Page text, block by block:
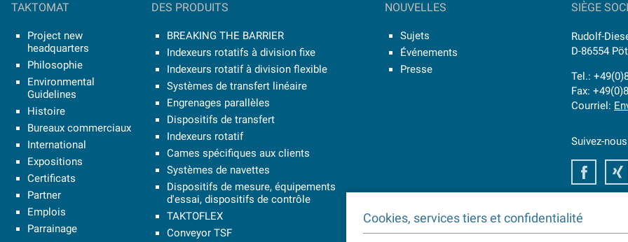
TAKTOMAT
Project new
headquarters
Philosophie
Environmental
Guidelines
Histoire
Bureaux commerciaux
International
Expositions
Certificats
Partner
Emplois
Parrainage
DES PRODUITS
BREAKING THE BARRIER
Indexeurs rotatifs à division fixe
Indexeurs rotatif à division flexible
Systèmes de transfert linéaire
Engrenages parallèles
Dispositifs de transfert
Indexeurs rotatif
Cames spécifiques aux clients
Systèmes de navettes
Dispositifs de mesure, équipements
d'essai, dispositifs de contrôle
TAKTOFLEX
Conveyor TSF
NOUVELLES
Sujets
Événements
Presse
SIÈGE
Rudolf-
D-86554
Tel.:
Fax:
Courriel:
Suivez-
Cookies, services tiers et confidentialité